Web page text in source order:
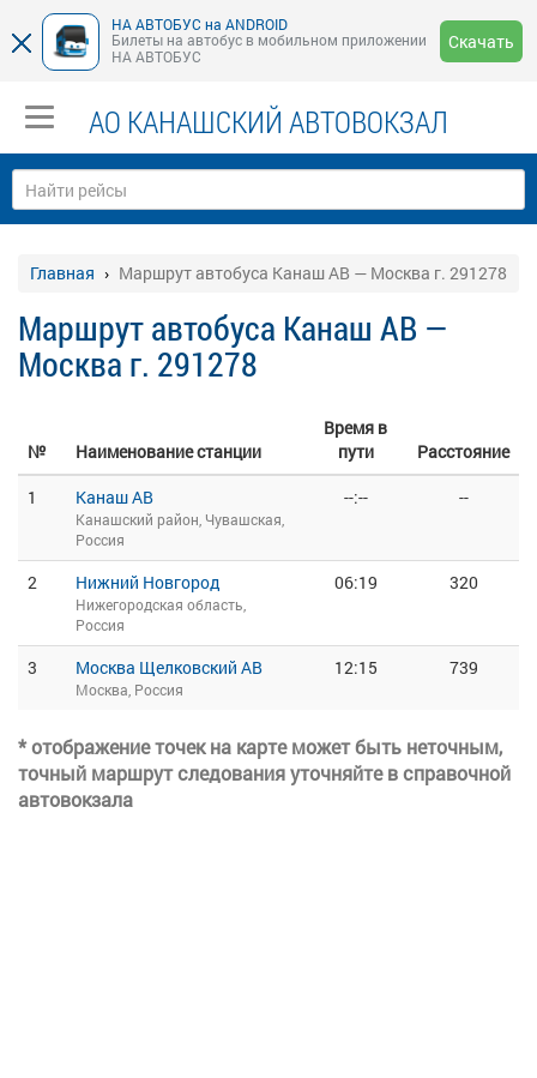
НА АВТОБУС на ANDROID
Билеты на автобус в мобильном приложении
НА АВТОБУС
Скачать
АО КАНАШСКИЙ АВТОВОКЗАЛ
Главная Маршрут автобуса Канаш АВ — Москва г. 291278
Маршрут автобуса Канаш АВ —
Москва г. 291278
№ Наименование станции
Время в
пути
Расстояние
1
Канаш АВ
Канашский район, Чувашская,
Россия
--:-- --
2 Нижний Новгород
Нижегородская область,
Россия
06:19 320
3 Москва Щелковский АВ
Москва, Россия
12:15 739
* отображение точек на карте может быть неточным,
точный маршрут следования уточняйте в справочной
автовокзала